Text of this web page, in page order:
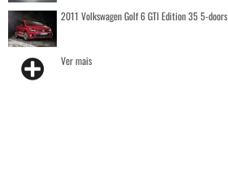
2011 Volkswagen Golf 6 GTI Edition 35 5-doors
Ver mais